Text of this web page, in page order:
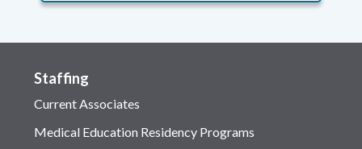
Staffing
Current Associates
Medical Education Residency Programs